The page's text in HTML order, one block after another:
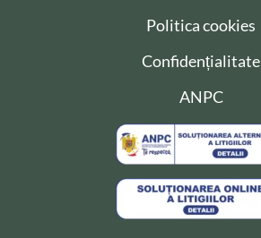
Politica cookies
Confidențialitate
ANPC